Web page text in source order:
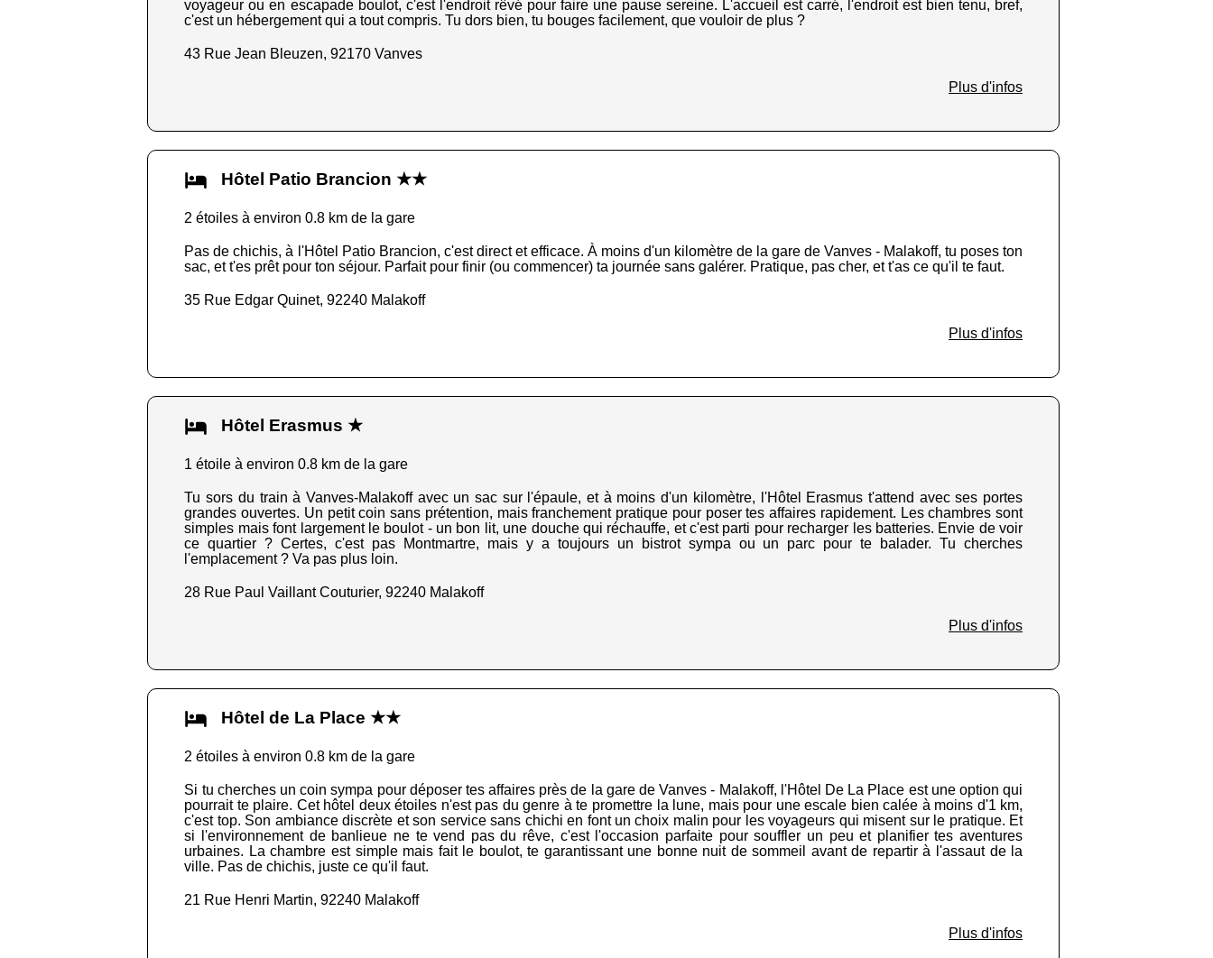
voyageur ou en escapade boulot, c'est l'endroit rêvé pour faire une pause sereine. L'accueil est carré, l'endroit est bien tenu, bref,
c'est un hébergement qui a tout compris. Tu dors bien, tu bouges facilement, que vouloir de plus ?
43 Rue Jean Bleuzen, 92170 Vanves
Plus d'infos
Hôtel Patio Brancion ★★
2 étoiles à environ 0.8 km de la gare
Pas de chichis, à l'Hôtel Patio Brancion, c'est direct et efficace. À moins d'un kilomètre de la gare de Vanves - Malakoff, tu poses ton
sac, et t'es prêt pour ton séjour. Parfait pour finir (ou commencer) ta journée sans galérer. Pratique, pas cher, et t'as ce qu'il te faut.
35 Rue Edgar Quinet, 92240 Malakoff
Plus d'infos
Hôtel Erasmus ★
1 étoile à environ 0.8 km de la gare
Tu sors du train à Vanves-Malakoff avec un sac sur l'épaule, et à moins d'un kilomètre, l'Hôtel Erasmus t'attend avec ses portes
grandes ouvertes. Un petit coin sans prétention, mais franchement pratique pour poser tes affaires rapidement. Les chambres sont
simples mais font largement le boulot - un bon lit, une douche qui réchauffe, et c'est parti pour recharger les batteries. Envie de voir
ce quartier ? Certes, c'est pas Montmartre, mais y a toujours un bistrot sympa ou un parc pour te balader. Tu cherches
l'emplacement ? Va pas plus loin.
28 Rue Paul Vaillant Couturier, 92240 Malakoff
Plus d'infos
Hôtel de La Place ★★
2 étoiles à environ 0.8 km de la gare
Si tu cherches un coin sympa pour déposer tes affaires près de la gare de Vanves - Malakoff, l'Hôtel De La Place est une option qui
pourrait te plaire. Cet hôtel deux étoiles n'est pas du genre à te promettre la lune, mais pour une escale bien calée à moins d'1 km,
c'est top. Son ambiance discrète et son service sans chichi en font un choix malin pour les voyageurs qui misent sur le pratique. Et
si l'environnement de banlieue ne te vend pas du rêve, c'est l'occasion parfaite pour souffler un peu et planifier tes aventures
urbaines. La chambre est simple mais fait le boulot, te garantissant une bonne nuit de sommeil avant de repartir à l'assaut de la
ville. Pas de chichis, juste ce qu'il faut.
21 Rue Henri Martin, 92240 Malakoff
Plus d'infos